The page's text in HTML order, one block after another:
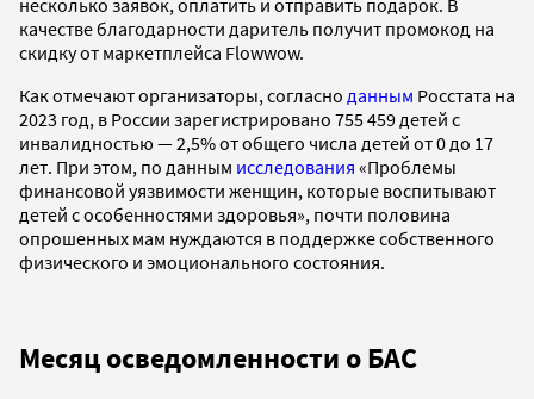
качестве благодарности даритель получит промокод на
скидку от маркетплейса Flowwow.
Как отмечают организаторы, согласно данным Росстата на
2023 год, в России зарегистрировано 755 459 детей с
инвалидностью — 2,5% от общего числа детей от 0 до 17
лет. При этом, по данным исследования «Проблемы
финансовой уязвимости женщин, которые воспитывают
детей с особенностями здоровья», почти половина
опрошенных мам нуждаются в поддержке собственного
физического и эмоционального состояния.
Месяц осведомленности о БАС